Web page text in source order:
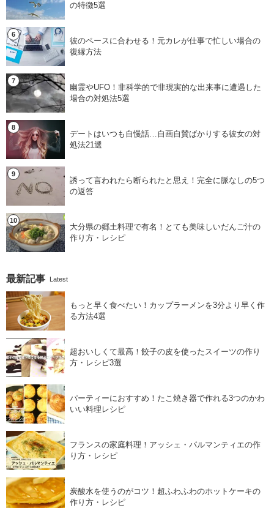
の特徴5選
彼のペースに合わせる！元カレが仕事で忙しい場合の
復縁方法
幽霊やUFO！非科学的で非現実的な出来事に遭遇した
場合の対処法5選
デートはいつも自慢話…自画自賛ばかりする彼女の対
処法21選
誘って言われたら断られたと思え！完全に脈なしの5つ
の返答
大分県の郷土料理で有名！とても美味しいだんご汁の
作り方・レシピ
最新記事 Latest
もっと早く食べたい！カップラーメンを3分より早く作
る方法4選
超おいしくて最高！餃子の皮を使ったスイーツの作り
方・レシピ3選
パーティーにおすすめ！たこ焼き器で作れる3つのかわ
いい料理レシピ
フランスの家庭料理！アッシェ・パルマンティエの作
り方・レシピ
炭酸水を使うのがコツ！超ふわふわのホットケーキの
作り方・レシピ